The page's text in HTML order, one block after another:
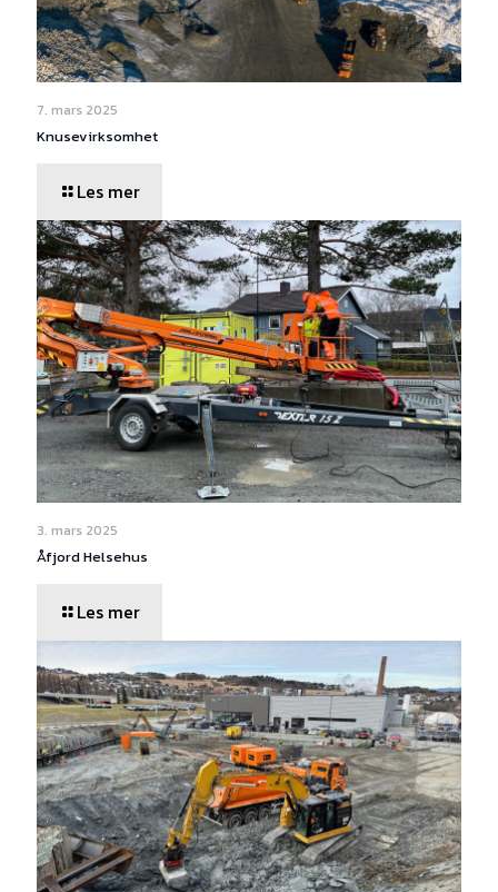
7. mars 2025
Knusevirksomhet
Les mer
3. mars 2025
Åfjord Helsehus
Les mer